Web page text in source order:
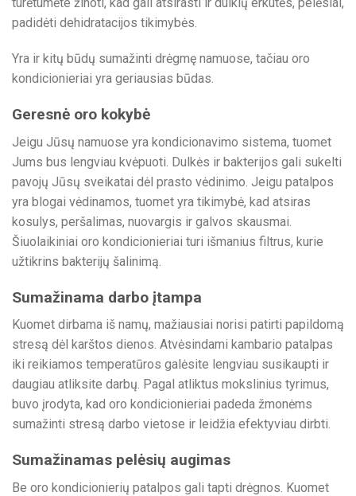
padidėti dehidratacijos tikimybės.
Yra ir kitų būdų sumažinti drėgmę namuose, tačiau oro
kondicionieriai yra geriausias būdas.
Geresnė oro kokybė
Jeigu Jūsų namuose yra kondicionavimo sistema, tuomet
Jums bus lengviau kvėpuoti. Dulkės ir bakterijos gali sukelti
pavojų Jūsų sveikatai dėl prasto vėdinimo. Jeigu patalpos
yra blogai vėdinamos, tuomet yra tikimybė, kad atsiras
kosulys, peršalimas, nuovargis ir galvos skausmai.
Šiuolaikiniai oro kondicionieriai turi išmanius filtrus, kurie
užtikrins bakterijų šalinimą.
Sumažinama darbo įtampa
Kuomet dirbama iš namų, mažiausiai norisi patirti papildomą
stresą dėl karštos dienos. Atvėsindami kambario patalpas
iki reikiamos temperatūros galėsite lengviau susikaupti ir
daugiau atliksite darbų. Pagal atliktus mokslinius tyrimus,
buvo įrodyta, kad oro kondicionieriai padeda žmonėms
sumažinti stresą darbo vietose ir leidžia efektyviau dirbti.
Sumažinamas pelėsių augimas
Be oro kondicionierių patalpos gali tapti drėgnos. Kuomet